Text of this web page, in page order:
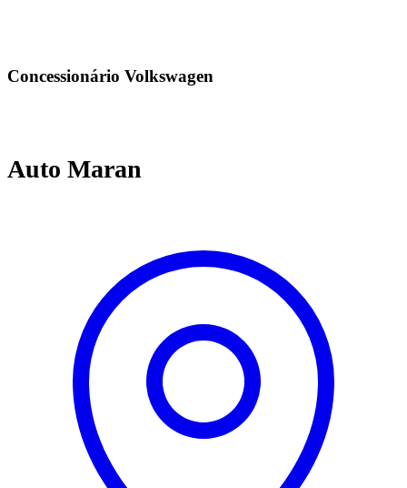
Concessionário Volkswagen
Auto Maran